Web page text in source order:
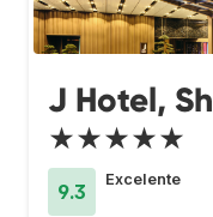
J Hotel,
★★★★★
9.3
Excelente